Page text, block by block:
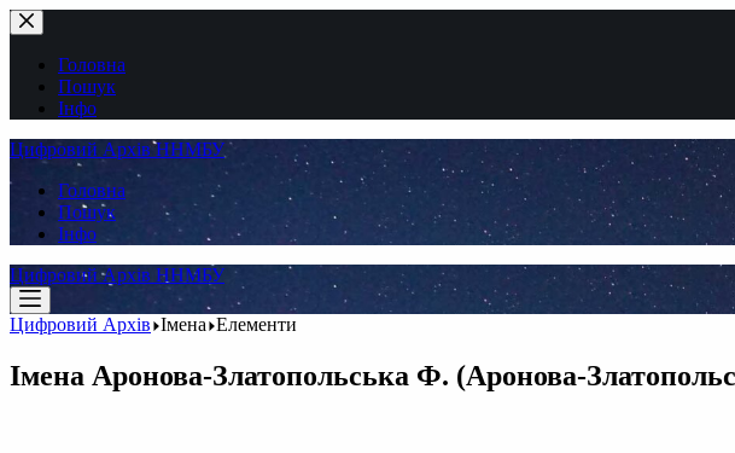
Перейти
до
вмістуГоловна
Пошук
Інфо
Цифровий Архів ННМБУ
Головна
Пошук
Інфо
Цифровий Архів ННМБУ
Цифровий Архів Імена Елементи
Імена Аронова-Златопольська Ф. (Аронова-